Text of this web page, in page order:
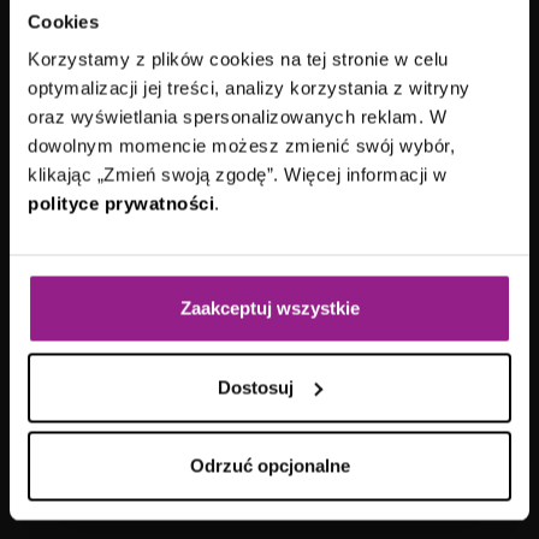
Cookies
Korzystamy z plików cookies na tej stronie w celu
optymalizacji jej treści, analizy korzystania z witryny
oraz wyświetlania spersonalizowanych reklam. W
dowolnym momencie możesz zmienić swój wybór,
klikając „Zmień swoją zgodę”. Więcej informacji w
polityce prywatności.
Zaakceptuj wszystkie
Dostosuj
Odrzuć opcjonalne
ul. Arkońska 11
80-387 Gdańsk
kontakt@aplitt.pl
+48 58 782 82 82
VII Wydział Gospodarczy
Sądu Rejonowego
Gdańsk-Północ
Aplitt sp. z o.o. posiada status dużego przedsiębiorcy w
rozumieniu ustawy z dnia8 marca 2013 roku
przeciwdziałaniu nadmiernym opóźnieniom w transakcjach
handlowych.